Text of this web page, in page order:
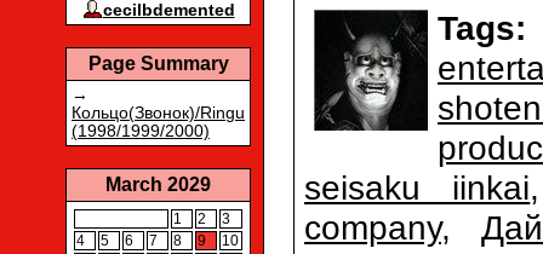
cecilbdemented
Page Summary
→
Кольцо(Звонок)/Ringu
(1998/1999/2000)
March 2029
1 2
3
4
5 6 7 8 9
10
Tags:
seisaku iinkai
company,